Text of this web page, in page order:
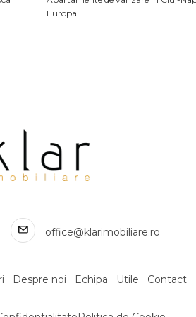
Europa
Terenuri de vanzare in Aiton
Terenuri de vanzare in Pata
Terenuri de vanzare in Cluj-Napoca
Terenuri de vanzare in Cluj-Napoca
Muresanu
office@klarimobiliare.ro
Despre noi Echipa Utile Contact